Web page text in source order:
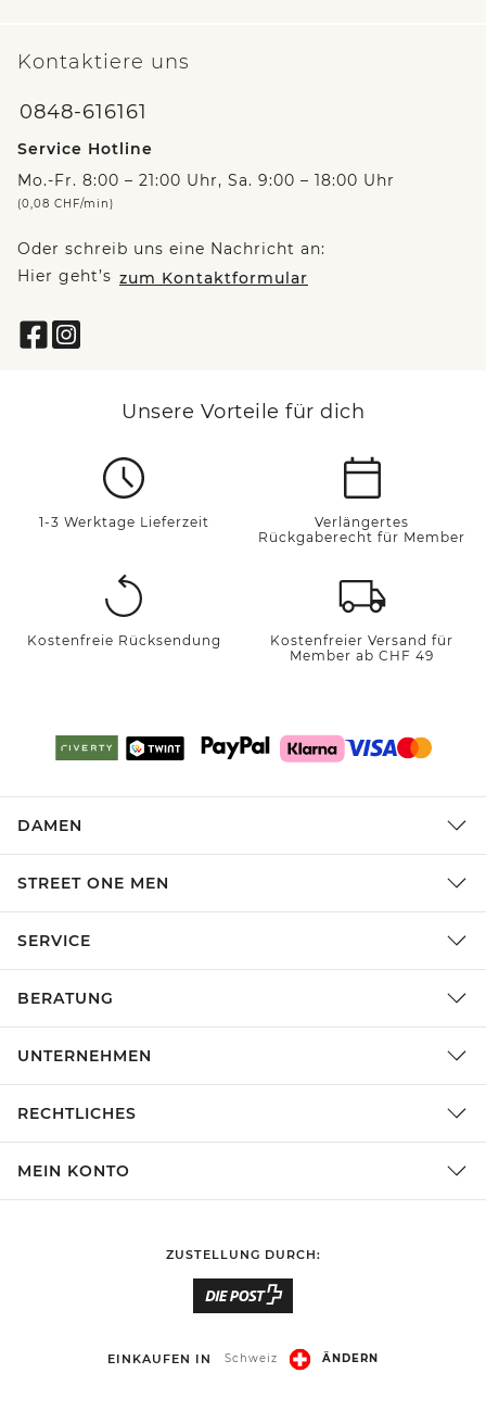
Kontaktiere uns
0848-616161
Service Hotline
Mo.-Fr. 8:00 – 21:00 Uhr, Sa. 9:00 – 18:00 Uhr
(0,08 CHF/min)
Oder schreib uns eine Nachricht an:
Hier geht’s zum Kontaktformular
Unsere Vorteile für dich
1-3 Werktage Lieferzeit
Verlängertes
Rückgaberecht für Member
Kostenfreie Rücksendung
Kostenfreier Versand für
Member ab CHF 49
DAMEN
STREET ONE MEN
SERVICE
BERATUNG
UNTERNEHMEN
RECHTLICHES
MEIN KONTO
ZUSTELLUNG DURCH:
EINKAUFEN IN Schweiz ÄNDERN